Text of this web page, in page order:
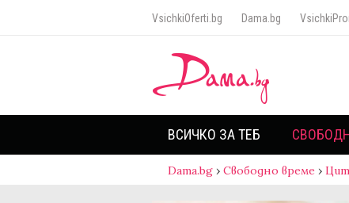
VsichkiOferti.bg Dama.bg
ВСИЧКО ЗА ТЕБ
Dama.bg › Свободно време ›